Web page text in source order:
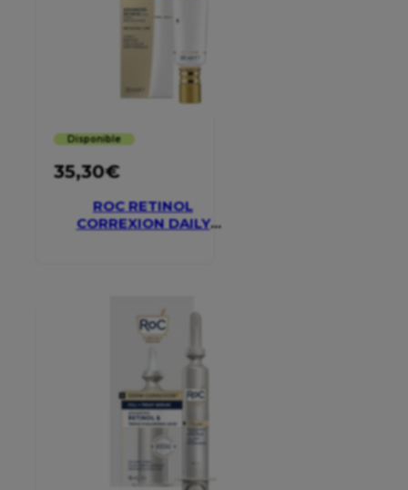
Disponible
35,30€
ROC RETINOL
CORREXION DAILY